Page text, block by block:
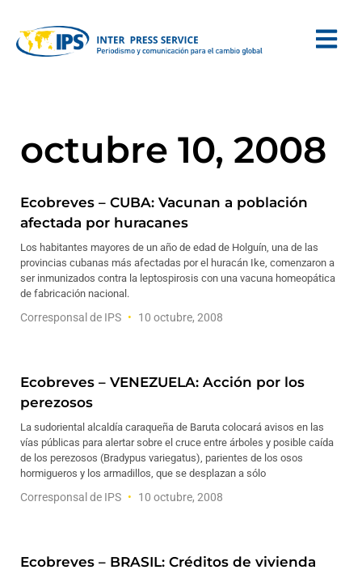
octubre 10, 2008
Ecobreves – CUBA: Vacunan a población
afectada por huracanes
Los habitantes mayores de un año de edad de Holguín, una de las
provincias cubanas más afectadas por el huracán Ike, comenzaron a
ser inmunizados contra la leptospirosis con una vacuna homeopática
de fabricación nacional.
Corresponsal de IPS 10 octubre, 2008
Ecobreves – VENEZUELA: Acción por los
perezosos
La sudoriental alcaldía caraqueña de Baruta colocará avisos en las
vías públicas para alertar sobre el cruce entre árboles y posible caída
de los perezosos (Bradypus variegatus), parientes de los osos
hormigueros y los armadillos, que se desplazan a sólo
Corresponsal de IPS 10 octubre, 2008
Ecobreves – BRASIL: Créditos de vivienda